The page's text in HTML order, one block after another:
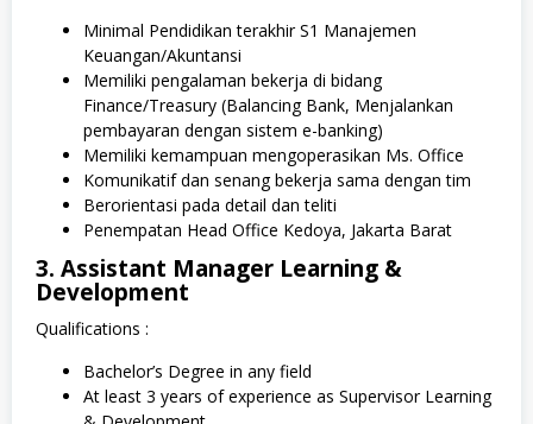
Minimal Pendidikan terakhir S1 Manajemen
Keuangan/Akuntansi
Memiliki pengalaman bekerja di bidang
Finance/Treasury (Balancing Bank, Menjalankan
pembayaran dengan sistem e-banking)
Memiliki kemampuan mengoperasikan Ms. Office
Komunikatif dan senang bekerja sama dengan tim
Berorientasi pada detail dan teliti
Penempatan Head Office Kedoya, Jakarta Barat
3. Assistant Manager Learning &
Development
Qualifications :
Bachelor’s Degree in any field
At least 3 years of experience as Supervisor Learning